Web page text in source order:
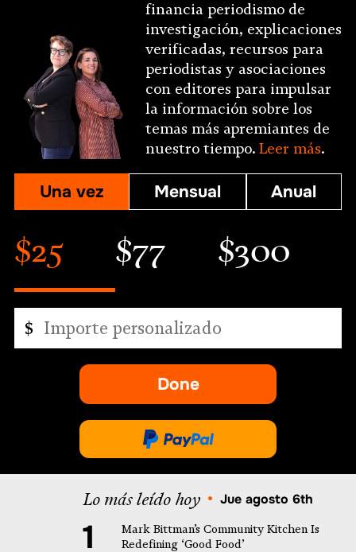
financia periodismo de
investigación, explicaciones
verificadas, recursos para
periodistas y asociaciones
con editores para impulsar
la información sobre los
temas más apremiantes de
nuestro tiempo. Leer más.
Una vez Mensual Anual
$25 $77 $300
personalizado
$
Done
-
abre
en
una
nueva
Done
a
través
de
PayPal
Lo más leído hoy • Jue agosto 6th
Mark Bittman’s Community Kitchen Is
Redefining ‘Good Food’